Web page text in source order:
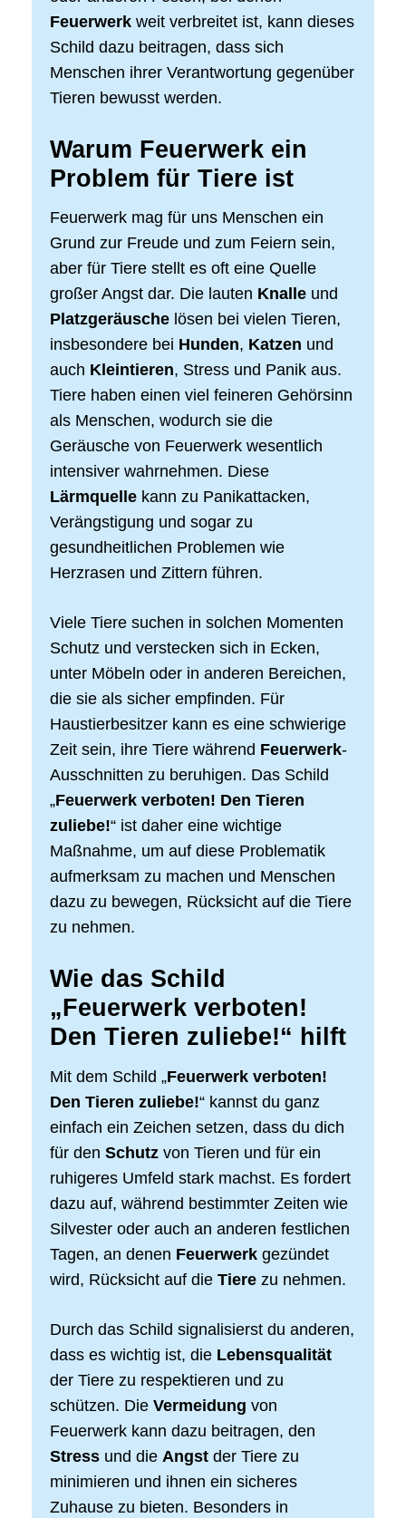
Feuerwerk weit verbreitet ist, kann dieses
Schild dazu beitragen, dass sich
Menschen ihrer Verantwortung gegenüber
Tieren bewusst werden.
Warum Feuerwerk ein
Problem für Tiere ist
Feuerwerk mag für uns Menschen ein
Grund zur Freude und zum Feiern sein,
aber für Tiere stellt es oft eine Quelle
großer Angst dar. Die lauten Knalle und
Platzgeräusche lösen bei vielen Tieren,
insbesondere bei Hunden, Katzen und
auch Kleintieren, Stress und Panik aus.
Tiere haben einen viel feineren Gehörsinn
als Menschen, wodurch sie die
Geräusche von Feuerwerk wesentlich
intensiver wahrnehmen. Diese
Lärmquelle kann zu Panikattacken,
Verängstigung und sogar zu
gesundheitlichen Problemen wie
Herzrasen und Zittern führen.
Viele Tiere suchen in solchen Momenten
Schutz und verstecken sich in Ecken,
unter Möbeln oder in anderen Bereichen,
die sie als sicher empfinden. Für
Haustierbesitzer kann es eine schwierige
Zeit sein, ihre Tiere während Feuerwerk-
Ausschnitten zu beruhigen. Das Schild
„Feuerwerk verboten! Den Tieren
zuliebe!“ ist daher eine wichtige
Maßnahme, um auf diese Problematik
aufmerksam zu machen und Menschen
dazu zu bewegen, Rücksicht auf die Tiere
zu nehmen.
Wie das Schild
„Feuerwerk verboten!
Den Tieren zuliebe!“ hilft
Mit dem Schild „Feuerwerk verboten!
Den Tieren zuliebe!“ kannst du ganz
einfach ein Zeichen setzen, dass du dich
für den Schutz von Tieren und für ein
ruhigeres Umfeld stark machst. Es fordert
dazu auf, während bestimmter Zeiten wie
Silvester oder auch an anderen festlichen
Tagen, an denen Feuerwerk gezündet
wird, Rücksicht auf die Tiere zu nehmen.
Durch das Schild signalisierst du anderen,
dass es wichtig ist, die Lebensqualität
der Tiere zu respektieren und zu
schützen. Die Vermeidung von
Feuerwerk kann dazu beitragen, den
Stress und die Angst der Tiere zu
minimieren und ihnen ein sicheres
Zuhause zu bieten. Besonders in